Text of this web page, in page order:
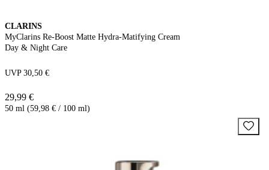
CLARINS
MyClarins Re-Boost Matte Hydra-Matifying Cream
Day & Night Care
UVP 30,50 €
29,99 €
50 ml (59,98 € / 100 ml)